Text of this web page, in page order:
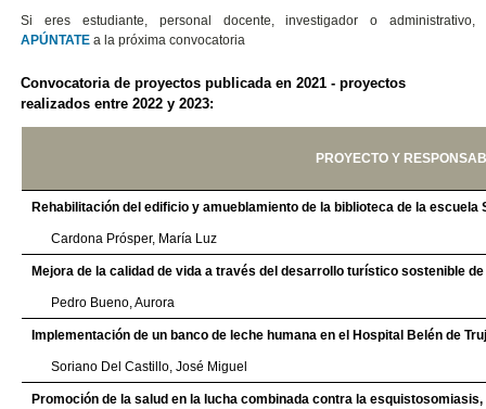
Si eres estudiante, personal docente, investigador o administrativo,
APÚNTATE a la próxima convocatoria
Convocatoria de proyectos publicada en 2021 -proyectos
realizados entre 2022 y 2023:
PROYECTO Y
Rehabilitación del edificio y amueblamiento de la biblioteca de la escuela
Cardona Prósper, María Luz
Mejora de la calidad de vida a través del desarrollo turístico sostenible
Pedro Bueno, Aurora
Implementación de un banco de leche humana en el Hospital Belén de
Soriano Del Castillo, José Miguel
Promoción de la salud en la lucha combinada contra la